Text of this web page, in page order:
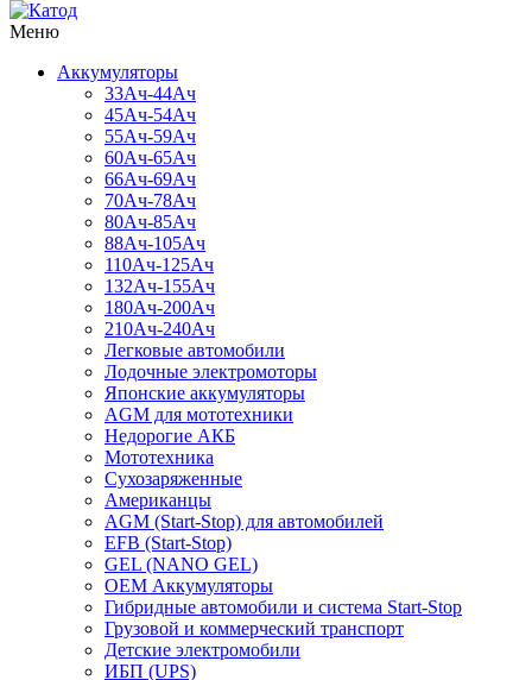
Меню
Аккумуляторы
33Ач-44Ач
45Ач-54Ач
55Ач-59Ач
60Ач-65Ач
66Ач-69Ач
70Ач-78Ач
80Ач-85Ач
88Ач-105Ач
110Ач-125Ач
132Ач-155Ач
180Ач-200Ач
210Ач-240Ач
Легковые автомобили
Лодочные электромоторы
Японские аккумуляторы
AGM для мототехники
Недорогие АКБ
Мототехника
Сухозаряженные
Американцы
AGM (Start-Stop) для автомобилей
EFB (Start-Stop)
GEL (NANO GEL)
OEM Аккумуляторы
Гибридные автомобили и система Start-Stop
Грузовой и коммерческий транспорт
Детские электромобили
ИБП (UPS)